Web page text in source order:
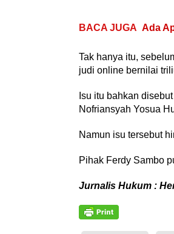
BACA JUGA Ada
Tak hanya itu,
judi online bernilai
Isu itu bahkan
Nofriansyah Yosua
Namun isu tersebut
Pihak Ferdy Sambo
Jurnalis Hukum :